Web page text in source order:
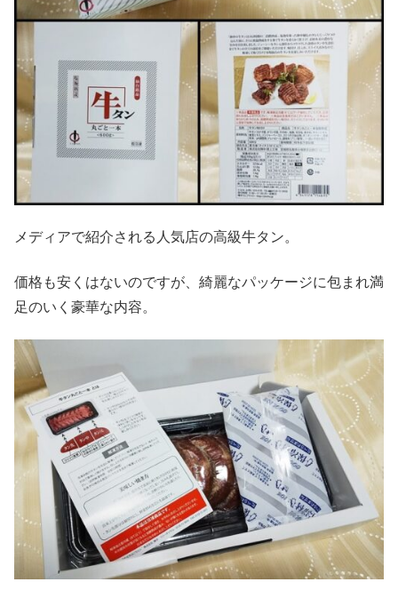
メディアで紹介される人気店の高級牛タン。
価格も安くはないのですが、綺麗なパッケージに包まれ満
足のいく豪華な内容。